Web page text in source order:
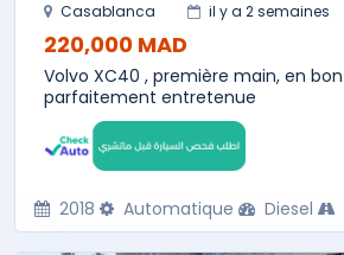
Casablanca il y a 2 semaines
220,000 MAD
Volvo XC40 , première main, en
parfaitement entretenue
2018 Automatique Diesel